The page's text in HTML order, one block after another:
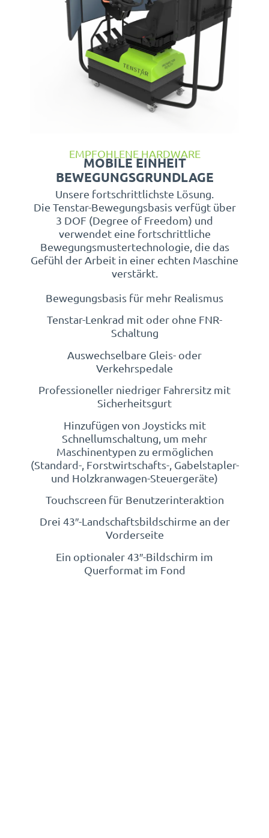
EMPFOHLENE HARDWARE
MOBILE EINHEIT
BEWEGUNGSGRUNDLAGE
Unsere fortschrittlichste Lösung.
Die Tenstar-Bewegungsbasis verfügt über
3 DOF (Degree of Freedom) und
verwendet eine fortschrittliche
Bewegungsmustertechnologie, die das
Gefühl der Arbeit in einer echten Maschine
verstärkt.
Bewegungsbasis für mehr Realismus
Tenstar-Lenkrad mit oder ohne FNR-
Schaltung
Auswechselbare Gleis- oder
Verkehrspedale
Professioneller niedriger Fahrersitz mit
Sicherheitsgurt
Hinzufügen von Joysticks mit
Schnellumschaltung, um mehr
Maschinentypen zu ermöglichen
(Standard-, Forstwirtschafts-, Gabelstapler-
und Holzkranwagen-Steuergeräte)
Touchscreen für Benutzerinteraktion
Drei 43″-Landschaftsbildschirme an der
Vorderseite
Ein optionaler 43″-Bildschirm im
Querformat im Fond